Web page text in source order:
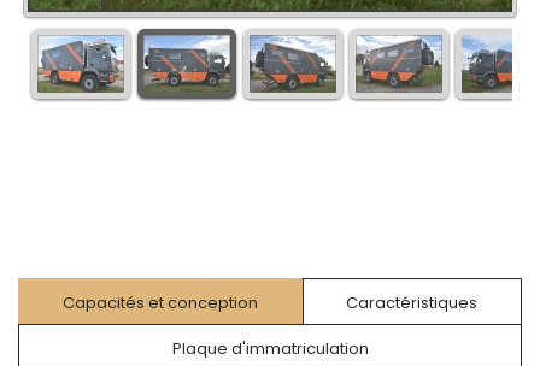
Capacités et conception
Caractéristiques
Plaque d'immatriculation